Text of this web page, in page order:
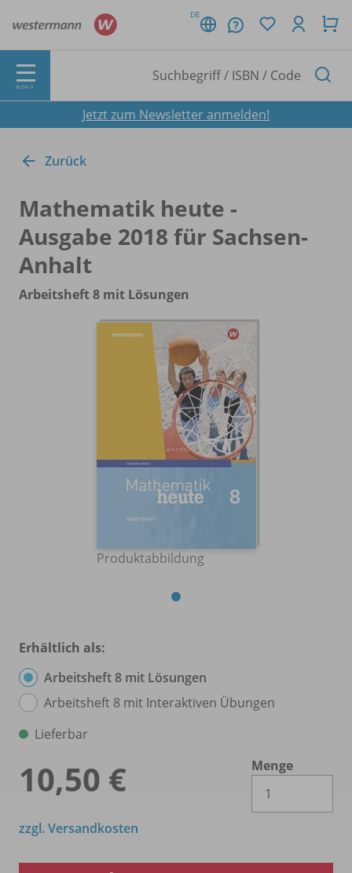
DE
MENÜ
Jetzt zum Newsletter anmelden!
Zurück
Mathematik heute -
Ausgabe 2018 für Sachsen-
Anhalt
Arbeitsheft 8 mit Lösungen
Produktabbildung
Erhältlich als:
Arbeitsheft 8 mit Lösungen
Arbeitsheft 8 mit Interaktiven Übungen
Lieferbar
10,50 €
Menge
zzgl. Versandkosten